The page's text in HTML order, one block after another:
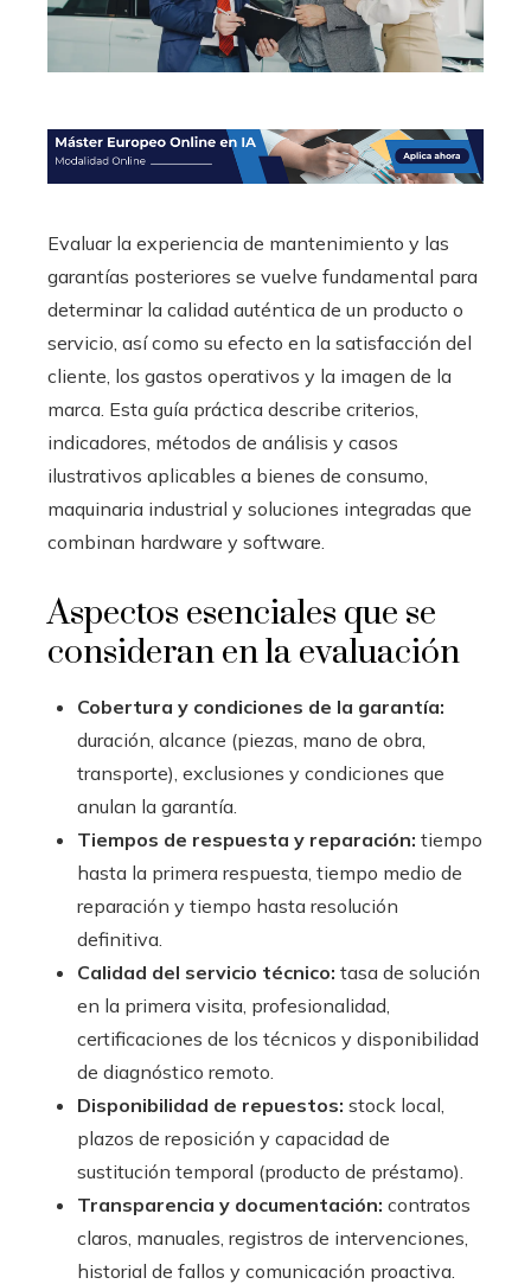
Evaluar la experiencia de mantenimiento y las
garantías posteriores se vuelve fundamental para
determinar la calidad auténtica de un producto o
servicio, así como su efecto en la satisfacción del
cliente, los gastos operativos y la imagen de la
marca. Esta guía práctica describe criterios,
indicadores, métodos de análisis y casos
ilustrativos aplicables a bienes de consumo,
maquinaria industrial y soluciones integradas que
combinan hardware y software.
Aspectos esenciales que se
consideran en la evaluación
Cobertura y condiciones de la garantía:
duración, alcance (piezas, mano de obra,
transporte), exclusiones y condiciones que
anulan la garantía.
Tiempos de respuesta y reparación: tiempo
hasta la primera respuesta, tiempo medio de
reparación y tiempo hasta resolución
definitiva.
Calidad del servicio técnico: tasa de solución
en la primera visita, profesionalidad,
certificaciones de los técnicos y disponibilidad
de diagnóstico remoto.
Disponibilidad de repuestos: stock local,
plazos de reposición y capacidad de
sustitución temporal (producto de préstamo).
Transparencia y documentación: contratos
claros, manuales, registros de intervenciones,
historial de fallos y comunicación proactiva.